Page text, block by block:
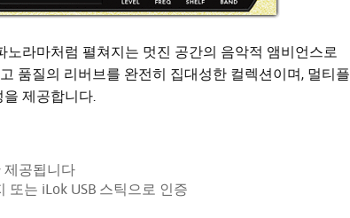
라마처럼 펼쳐지는 멋진 공간의 음악적 앰비언스로
품질의 리버브를 완전히 집대성한 컬렉션이며, 멀티플
제공합니다.
제공됩니다
는 iLok USB 스틱으로 인증